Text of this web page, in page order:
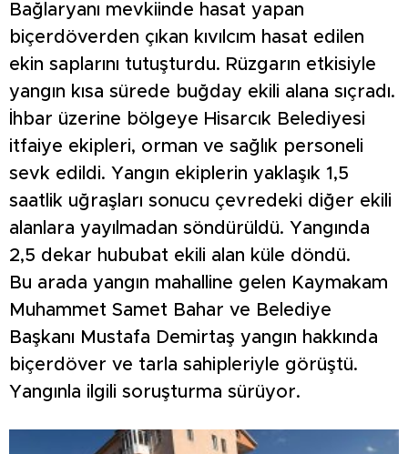
Bağlaryanı mevkiinde hasat yapan
biçerdöverden çıkan kıvılcım hasat edilen
ekin saplarını tutuşturdu. Rüzgarın etkisiyle
yangın kısa sürede buğday ekili alana sıçradı.
İhbar üzerine bölgeye Hisarcık Belediyesi
itfaiye ekipleri, orman ve sağlık personeli
sevk edildi. Yangın ekiplerin yaklaşık 1,5
saatlik uğraşları sonucu çevredeki diğer ekili
alanlara yayılmadan söndürüldü. Yangında
2,5 dekar hububat ekili alan küle döndü.
Bu arada yangın mahalline gelen Kaymakam
Muhammet Samet Bahar ve Belediye
Başkanı Mustafa Demirtaş yangın hakkında
biçerdöver ve tarla sahipleriyle görüştü.
Yangınla ilgili soruşturma sürüyor.